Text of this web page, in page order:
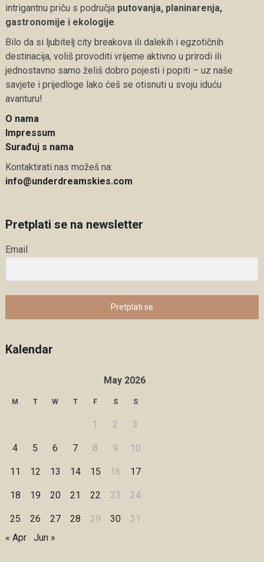
intrigantnu priču s područja putovanja, planinarenja,
gastronomije i ekologije.
Bilo da si ljubitelj city breakova ili dalekih i egzotičnih
destinacija, voliš provoditi vrijeme aktivno u prirodi ili
jednostavno samo želiš dobro pojesti i popiti – uz naše
savjete i prijedloge lako ćeš se otisnuti u svoju iduću
avanturu!
O nama
Impressum
Surađuj s nama
Kontaktirati nas možeš na:
info@underdreamskies.com
Pretplati se na newsletter
Email
Pretplati se
Kalendar
May 2026
M T W T F S S
1 2 3
4 5 6 7 8 9 10
11 12 13 14 15 16 17
18 19 20 21 22 23 24
25 26 27 28 29 30
31
« Apr
Jun »